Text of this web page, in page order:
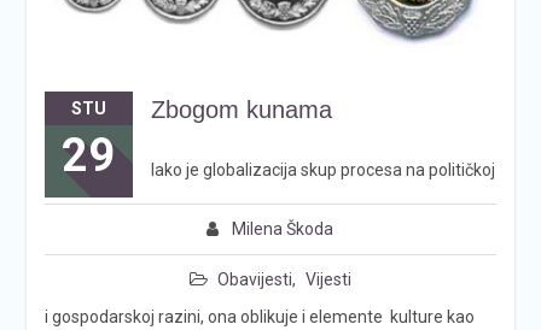
STU
29
Zbogom kunama
Milena Škoda
Obavijesti, Vijesti
Iako je globalizacija skup procesa na političkoj
i gospodarskoj razini, ona oblikuje i elemente kulture kao